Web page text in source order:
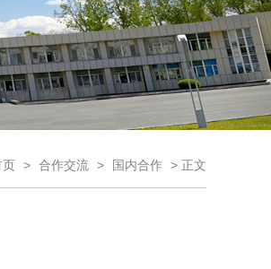
页 > 合作交流 > 国内合作 > 正文